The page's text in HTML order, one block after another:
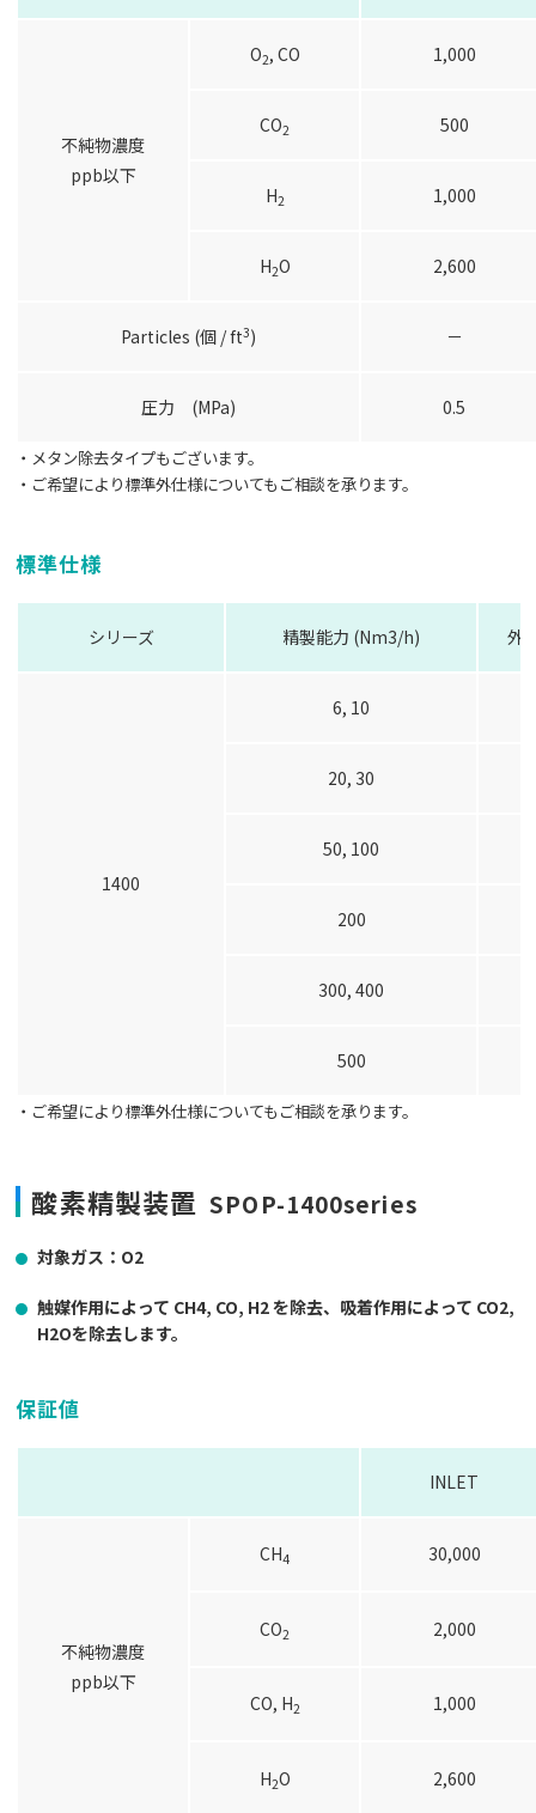
不純物濃度
ppb以下
O2, CO 1,000
CO2 500
H2 1,000
H2O 2,600
Particles (個 / ft3) －
圧力 (MPa) 0.5
・メタン除去タイプもございます。
・ご希望により標準外仕様についてもご相談を承ります。
標準仕様
シリーズ 精製能力 (Nm3/h) 外
1400
6, 10
20, 30
50, 100
200
300, 400
500
・ご希望により標準外仕様についてもご相談を承ります。
酸素精製装置 SPOP-1400series
対象ガス：O2
触媒作用によって CH4, CO, H2 を除去、吸着作用によって CO2,
H2Oを除去します。
保証値
INLET
不純物濃度
ppb以下
CH4 30,000
CO2 2,000
CO, H2 1,000
H2O 2,600